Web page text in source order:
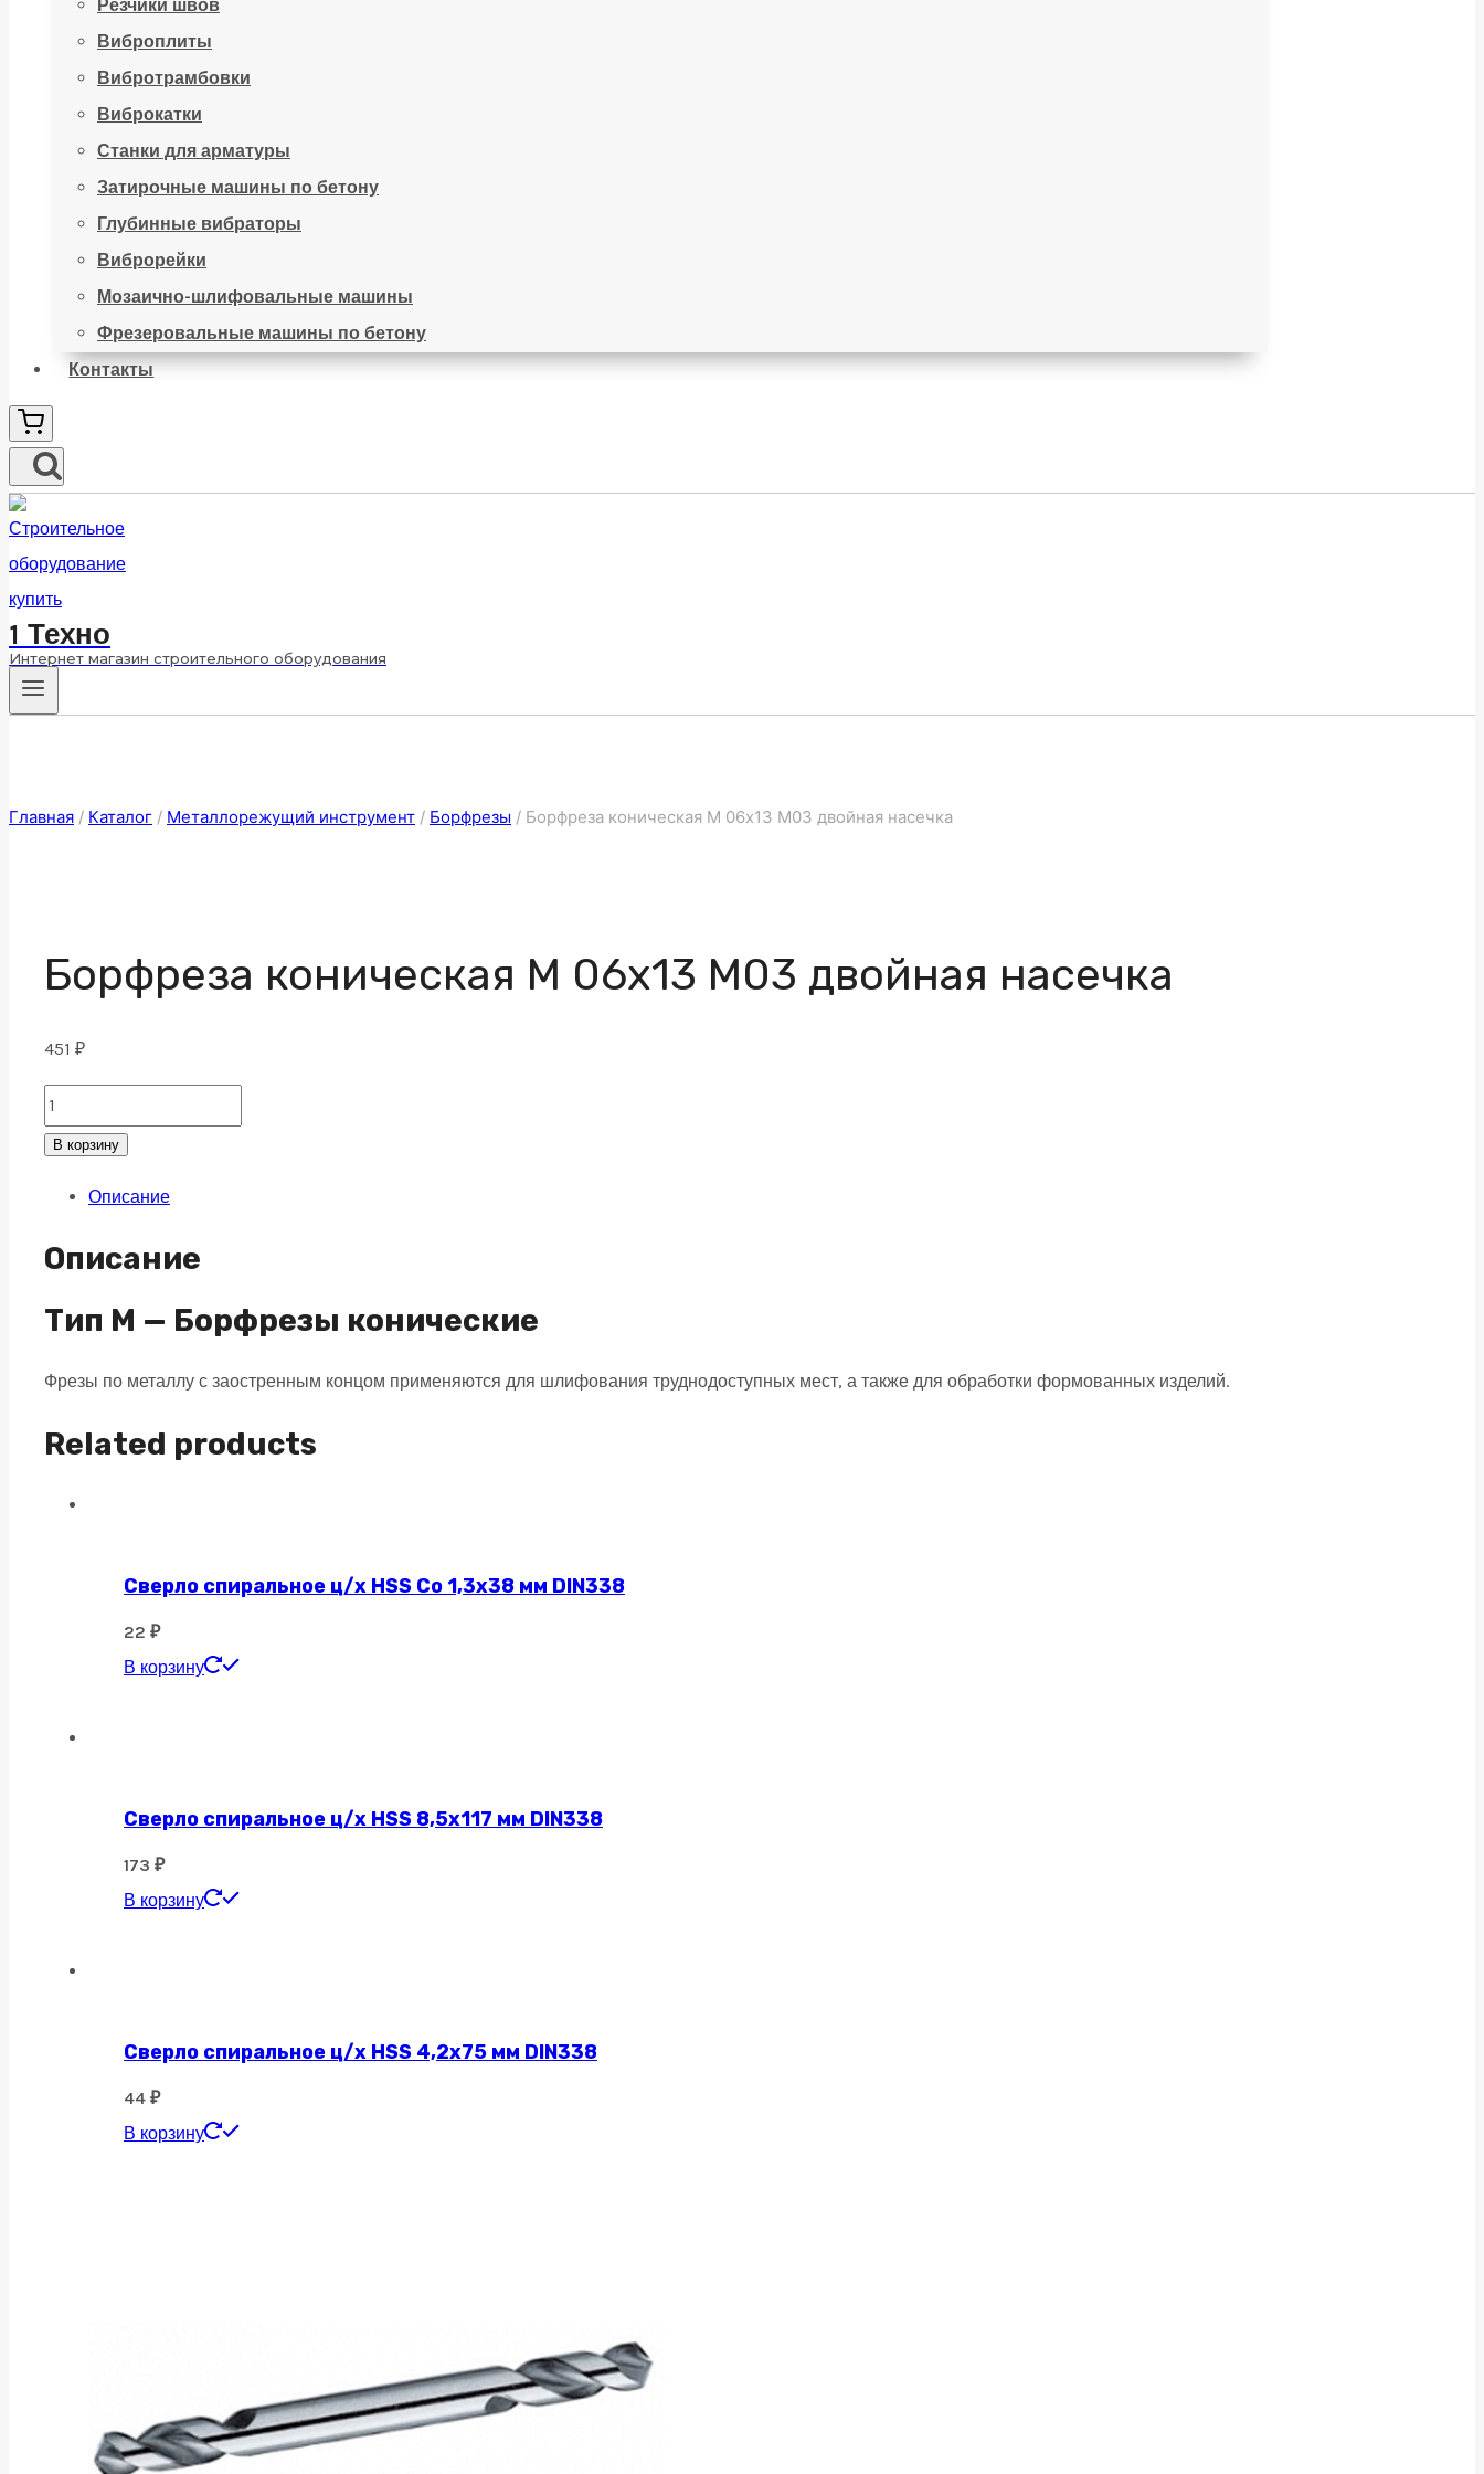
Резчики швов
Виброплиты
Вибротрамбовки
Виброкатки
Станки для арматуры
Затирочные машины по бетону
Глубинные вибраторы
Виброрейки
Мозаично-шлифовальные машины
Фрезеровальные машины по бетону
Контакты
1 Техно
Интернет магазин строительного оборудования
Главная / Каталог / Металлорежущий инструмент / Борфрезы / Борфреза коническая M 06х13 M03 двойная насечка
Борфреза коническая M 06х13 M03 двойная насечка
451 ₽
Борфреза
коническая
06х13
насечка
В корзину
Описание
Описание
Тип M — Борфрезы конические
Фрезы по металлу с заостренным концом применяются для шлифования труднодоступных мест, а также для обработки формованных изделий.
Related products
Сверло спиральное ц/х HSS Co 1,3х38 мм DIN338
22 ₽
В корзину
Сверло спиральное ц/х HSS 8,5х117 мм DIN338
173 ₽
В корзину
Сверло спиральное ц/х HSS 4,2х75 мм DIN338
44 ₽
В корзину